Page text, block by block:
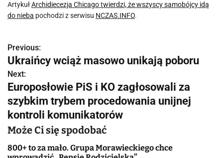
ArtykułArchidiecezja Chicago twierdzi, że wszyscy samobójcy idą
do nieba pochodzi z serwisu NCZAS.INFO.
N
a
w
i
g
a
Previous:
Ukraińcy wciąż masowo unikają poboru
Next:
Europosłowie PiS i KO zagłosowali za
szybkim trybem procedowania unijnej
kontroli komunikatorów
Może Ci się spodobać
800+ to za mało. Grupa Morawieckiego chce